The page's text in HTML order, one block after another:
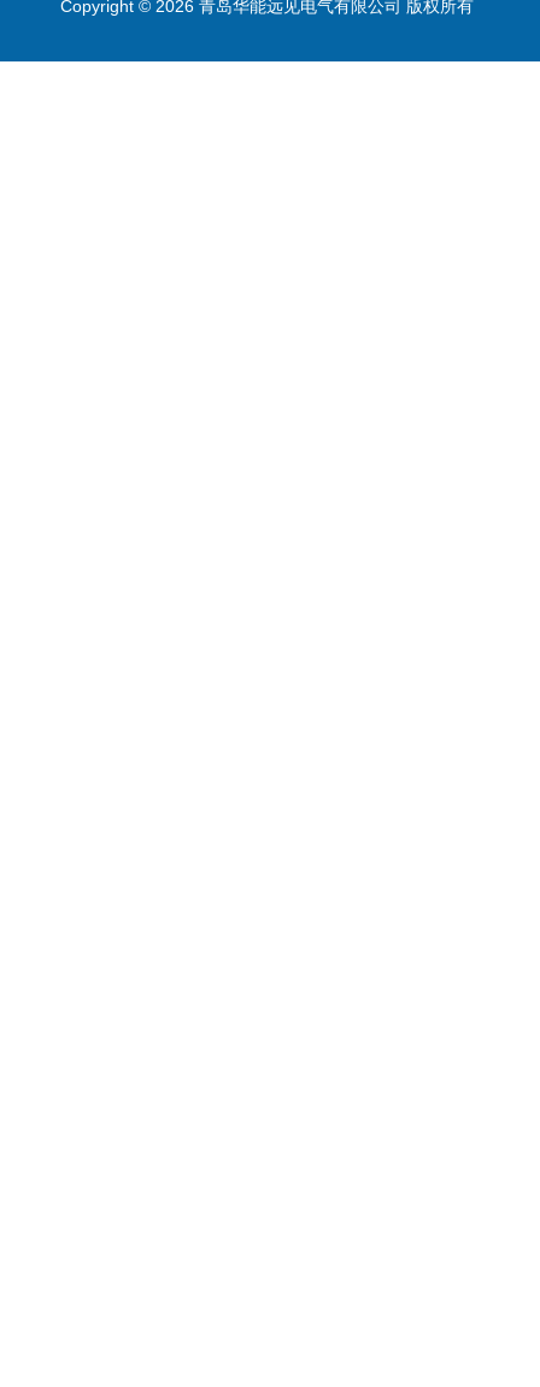
Copyright © 2026 青岛华能远见电气有限公司 版权所有